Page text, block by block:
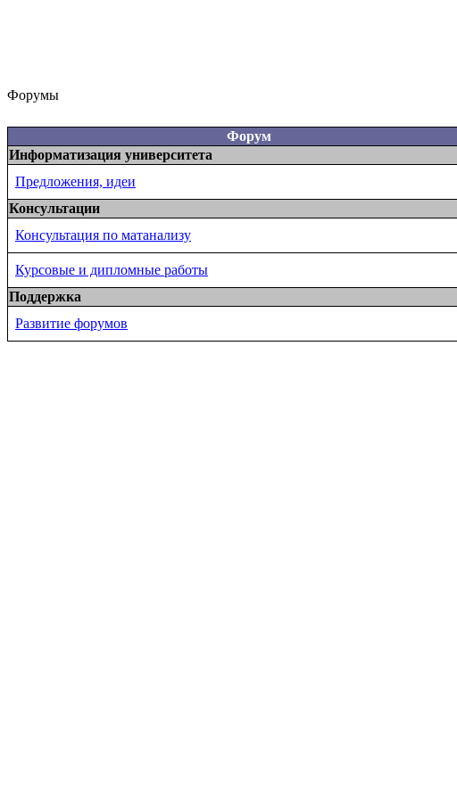
Форумы
Форум
Информатизация университета
Предложения, идеи
Консультации
Консультация по матанализу
Курсовые и дипломные работы
Поддержка
Развитие форумов